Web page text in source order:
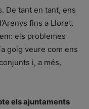
De tant en tant, ens
fins a Lloret.
els problemes
goig veure com ens
i, a més,
els ajuntaments